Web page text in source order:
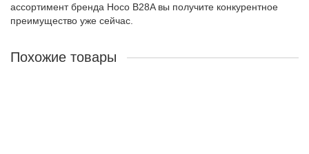
ассортимент бренда Hoco B28A вы получите конкурентное
преимущество уже сейчас.
Похожие товары